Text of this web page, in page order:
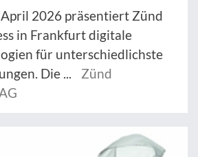
April 2026 präsentiert Zünd
in Frankfurt digitale
für unterschiedlichste
Die ...
Zünd